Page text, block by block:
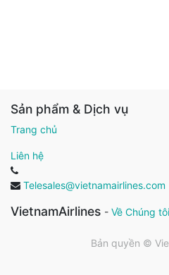
Sản phẩm & Dịch vụ
Trang chủ
Liên hệ
Telesales@vietnamairlines.com
VietnamAirlines - Về Chúng tôi
Bản quyền ©